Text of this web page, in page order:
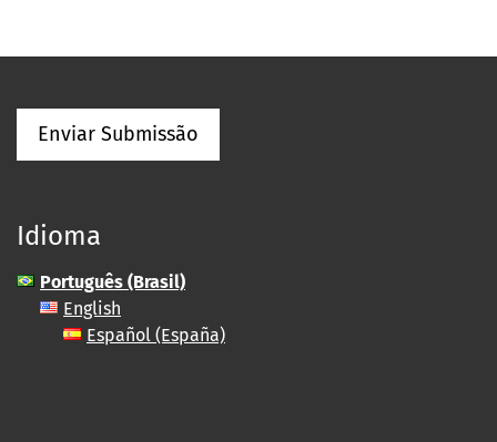
Enviar Submissão
Idioma
Português (Brasil)
English
Español (España)